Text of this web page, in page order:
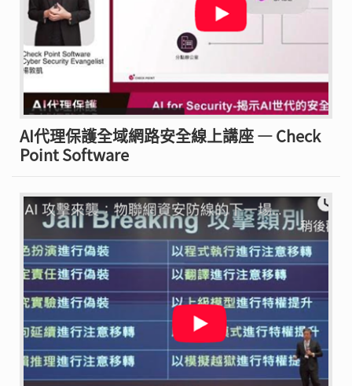
AI代理保護全域網路安全線上講座 — Check
Point Software